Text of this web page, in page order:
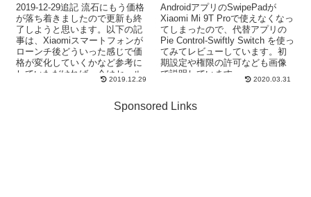
2019-12-29追記 流石にもう価格
が落ち着きましたので更新も終
了しようと思います。以下の記
事は、Xiaomiスマートフォンが
ローンチ後どういった感じで価
格が変化していくかなど参考に
していただければ。今はセール
2019.12.29
AndroidアプリのSwipePadが
Xiaomi Mi 9T Proで使えなくなっ
てしまったので、代替アプリの
Pie Control-Swiftly Switch を使っ
てみてレビューしています。初
期設定や権限の許可なども画像
で説明しています。
2020.03.31
Sponsored Links